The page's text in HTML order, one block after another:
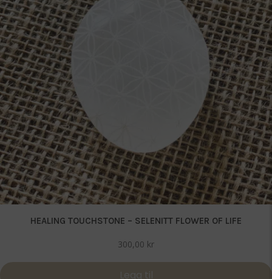
HEALING TOUCHSTONE – SELENITT FLOWER OF LIFE
300,00 kr
Legg til